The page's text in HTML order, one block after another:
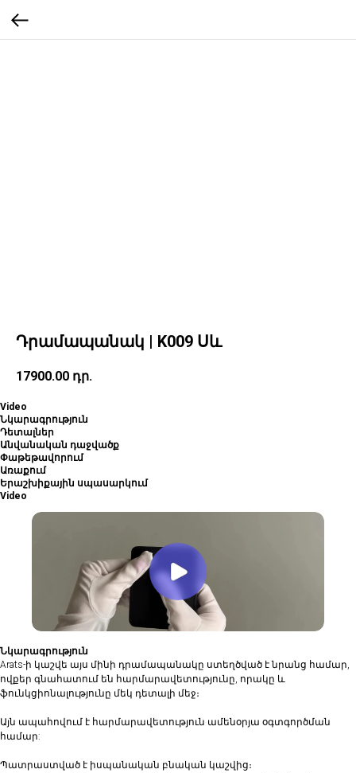
Դրամապանակ | K009 Սև
17900.00 դր.
Video
Նկարագրություն
Դետալներ
Անվանական դաջվածք
Փաթեթավորում
Առաքում
Երաշխիքային սպասարկում
Video
Նկարագրություն
Arats-ի կաշվե այս մինի դրամապանակը ստեղծված է նրանց համար,
ովքեր գնահատում են հարմարավետությունը, որակը և
ֆունկցիոնալությունը մեկ դետալի մեջ։
Այն ապահովում է հարմարավետություն ամենօրյա օգտգործման
համար:
Պատրաստված է իսպանական բնական կաշվից։